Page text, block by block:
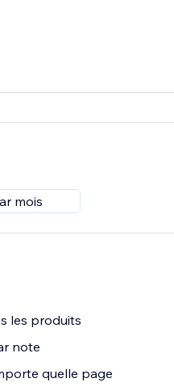
mois
les produits
note
quelle page